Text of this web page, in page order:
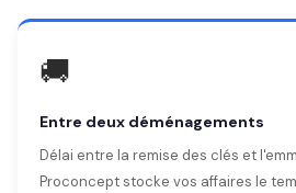
🚚
Entre deux déménagements
Délai entre la remise des clés et
Proconcept stocke vos affaires le